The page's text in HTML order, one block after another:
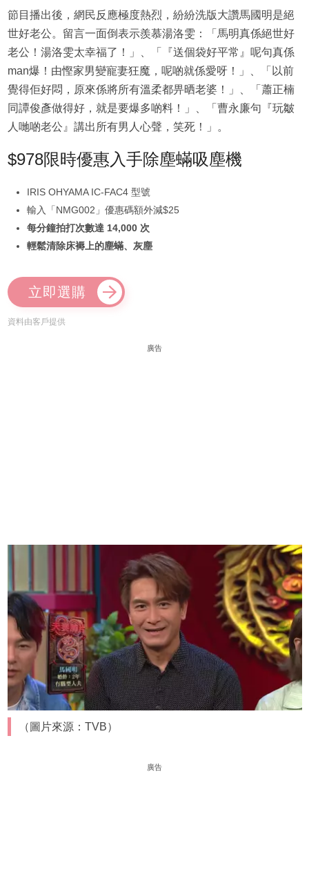
節目播出後，網民反應極度熱烈，紛紛洗版大讚馬國明是絕
世好老公。留言一面倒表示羨慕湯洛雯：「馬明真係絕世好
老公！湯洛雯太幸福了！」、「『送個袋好平常』呢句真係
man爆！由慳家男變寵妻狂魔，呢啲就係愛呀！」、「以前
覺得佢好悶，原來係將所有溫柔都畀晒老婆！」、「蕭正楠
同譚俊彥做得好，就是要爆多啲料！」、「曹永廉句『玩皺
人哋啲老公』講出所有男人心聲，笑死！」。
$978限時優惠入手除塵蟎吸塵機
IRIS OHYAMA IC-FAC4 型號
輸入「NMG002」優惠碼額外減$25
每分鐘拍打次數達 14,000 次
輕鬆清除床褥上的塵蟎、灰塵
立即選購
資料由客戶提供
廣告
（圖片來源：TVB）
廣告